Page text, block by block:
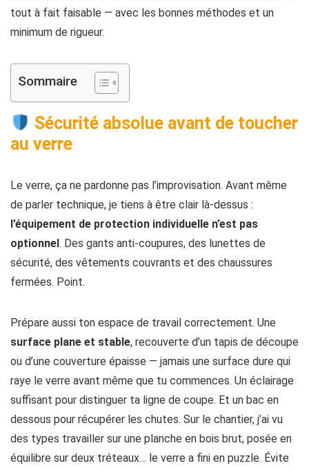
tout à fait faisable — avec les bonnes méthodes et un
minimum de rigueur.
Sommaire
Sécurité absolue avant de toucher
au verre
Le verre, ça ne pardonne pas l’improvisation. Avant même
de parler technique, je tiens à être clair là-dessus :
l’équipement de protection individuelle n’est pas
optionnel . Des gants anti-coupures, des lunettes de
sécurité, des vêtements couvrants et des chaussures
fermées. Point.
Prépare aussi ton espace de travail correctement. Une
surface plane et stable, recouverte d’un tapis de découpe
ou d’une couverture épaisse — jamais une surface dure qui
raye le verre avant même que tu commences. Un éclairage
suffisant pour distinguer ta ligne de coupe. Et un bac en
dessous pour récupérer les chutes. Sur le chantier, j’ai vu
des types travailler sur une planche en bois brut, posée en
équilibre sur deux tréteaux… le verre a fini en puzzle. Évite